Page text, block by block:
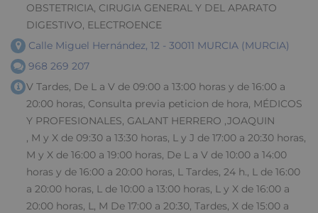
OBSTETRICIA, CIRUGIA GENERAL Y DEL APARATO
DIGESTIVO, ELECTROENCE
Calle Miguel Hernández, 12 - 30011 MURCIA (MURCIA)
968 269 207
V Tardes, De L a V de 09:00 a 13:00 horas y de 16:00 a
20:00 horas, Consulta previa peticion de hora, MÉDICOS
Y PROFESIONALES, GALANT HERRERO ,JOAQUIN
, M y X de 09:30 a 13:30 horas, L y J de 17:00 a 20:30 horas,
M y X de 16:00 a 19:00 horas, De L a V de 10:00 a 14:00
horas y de 16:00 a 20:00 horas, L Tardes, 24 h., L de 16:00
a 20:00 horas, L de 10:00 a 13:00 horas, L y X de 16:00 a
20:00 horas, L, M De 17:00 a 20:30, Tardes, X de 15:00 a